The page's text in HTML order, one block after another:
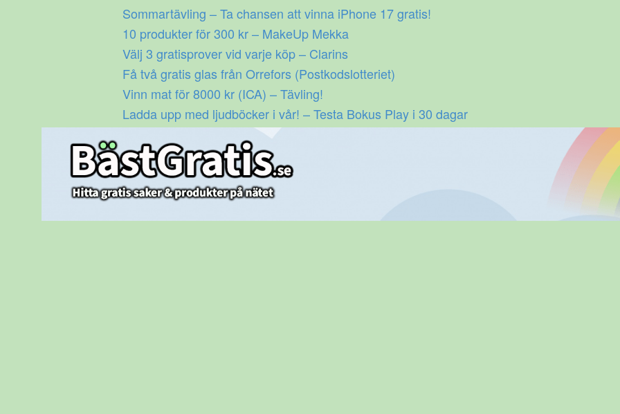
Sommartävling – Ta chansen att vinna iPhone 17 gratis!
10 produkter för 300 kr – MakeUp Mekka
Välj 3 gratisprover vid varje köp – Clarins
Få två gratis glas från Orrefors (Postkodslotteriet)
Vinn mat för 8000 kr (ICA) – Tävling!
Ladda upp med ljudböcker i vår! – Testa Bokus Play i 30 dagar